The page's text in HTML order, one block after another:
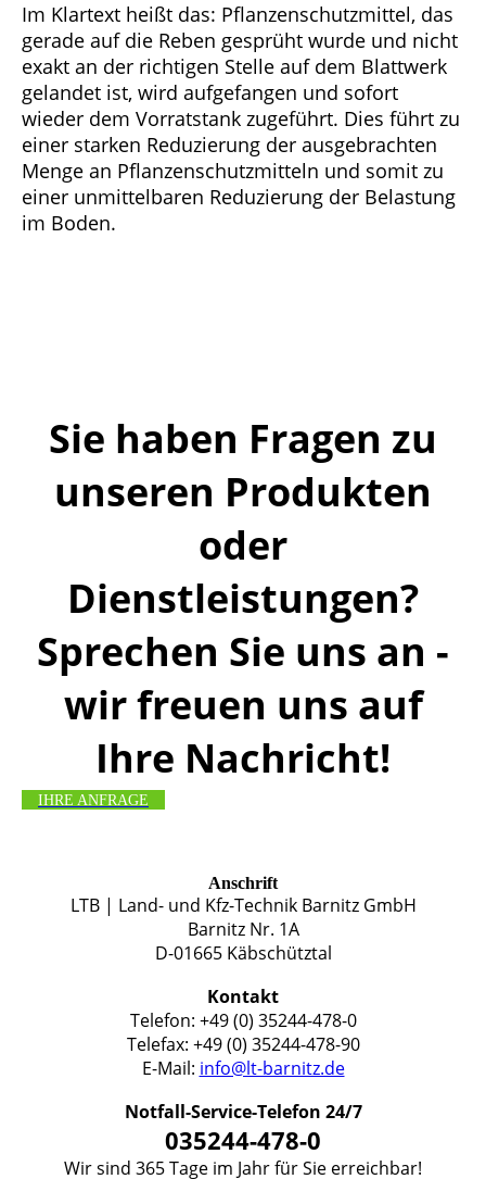
Im Klartext heißt das: Pflanzenschutzmittel, das
gerade auf die Reben gesprüht wurde und nicht
exakt an der richtigen Stelle auf dem Blattwerk
gelandet ist, wird aufgefangen und sofort
wieder dem Vorratstank zugeführt. Dies führt zu
einer starken Reduzierung der ausgebrachten
Menge an Pflanzenschutzmitteln und somit zu
einer unmittelbaren Reduzierung der Belastung
im Boden.
Sie haben Fragen zu
unseren Produkten
oder
Dienstleistungen?
Sprechen Sie uns an -
wir freuen uns auf
Ihre Nachricht!
IHRE ANFRAGE
Anschrift
LTB | Land- und Kfz-Technik Barnitz GmbH
Barnitz Nr. 1A
D-01665 Käbschütztal
Kontakt
Telefon: +49 (0) 35244-478-0
Telefax: +49 (0) 35244-478-90
E-Mail: info@lt-barnitz.de
Notfall-Service-Telefon 24/7
035244-478-0
Wir sind 365 Tage im Jahr für Sie erreichbar!